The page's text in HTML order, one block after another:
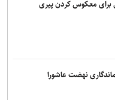
نسل دوم هدفون QuietComfort با حذف نویز ارتقایافته و پورت USB-C
برای معکوس کردن پیری
نهضت عاشورا